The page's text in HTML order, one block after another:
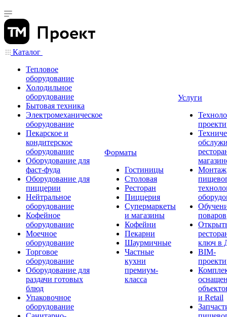
Каталог
Тепловое
оборудование
Холодильное
оборудование
Бытовая техника
Электромеханическое
оборудование
Пекарское и
кондитерское
оборудование
Оборудование для
фаст-фуда
Оборудование для
пиццерии
Нейтральное
оборудование
Кофейное
оборудование
Моечное
оборудование
Торговое
оборудование
Оборудование для
раздачи готовых
блюд
Упаковочное
оборудование
Форматы
Гостиницы
Столовая
Ресторан
Пиццерия
Супермаркеты
и магазины
Кофейни
Пекарни
Шаурмичные
Частные
кухни
премиум-
класса
Услуги
Монтаж
поваров
ключ в
BIM-
и Retail